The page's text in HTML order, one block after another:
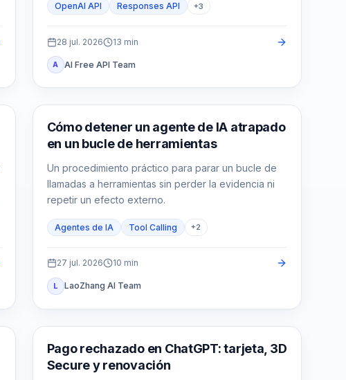
OpenAI API Responses API +3
28 jul. 2026 13 min
A AI Free API Team
AI API
Cómo detener un agente de IA atrapado
en un bucle de herramientas
Un procedimiento práctico para parar un bucle de
llamadas a herramientas sin perder la evidencia ni
repetir un efecto externo.
Agentes de IA Tool Calling +2
27 jul. 2026 10 min
L LaoZhang AI Team
Guías de ChatGPT
Pago rechazado en ChatGPT: tarjeta, 3D
Secure y renovación